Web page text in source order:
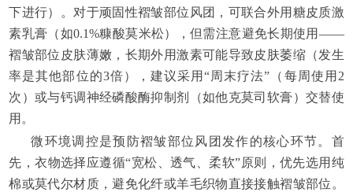
下进行）。对于顽固性褶皱部位风团，可联合外用糖皮质激
素乳膏（如0.1%糠酸莫米松），但需注意避免长期使用——
褶皱部位皮肤薄嫩，长期外用激素可能导致皮肤萎缩（发生
率是其他部位的3倍），建议采用“周末疗法”（每周使用2
次）或与钙调神经磷酸酶抑制剂（如他克莫司软膏）交替使
用。
微环境调控是预防褶皱部位风团发作的核心环节。首
先，衣物选择应遵循“宽松、透气、柔软”原则，优先选用纯
棉或莫代尔材质，避免化纤或羊毛织物直接接触褶皱部位。